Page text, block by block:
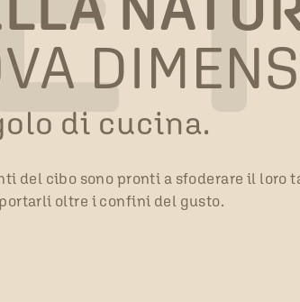
di cucina.
del cibo sono pronti a sfoderare il loro
oltre i confini del gusto.